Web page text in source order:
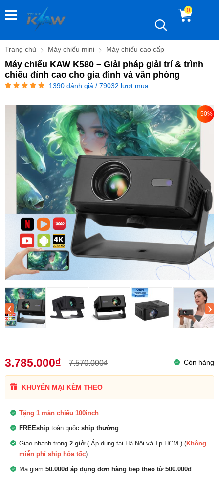
0
Trang chủ Máy chiếu mini Máy chiếu cao cấp
Máy chiếu KAW K580 – Giải pháp giải trí & trình
chiếu đỉnh cao cho gia đình và văn phòng
1390 đánh giá / 79032 lượt mua
-50%
‹ ›
3.785.000₫ 7.570.000₫ Còn hàng
KHUYẾN MẠI KÈM THEO
Tặng 1 màn chiếu 100inch
FREEship toàn quốc ship thường
Giao nhanh trong 2 giờ ( Áp dụng tại Hà Nội và Tp.HCM ) (Không
miễn phí ship hỏa tốc)
Mã giảm 50.000đ áp dụng đơn hàng tiếp theo từ 500.000đ